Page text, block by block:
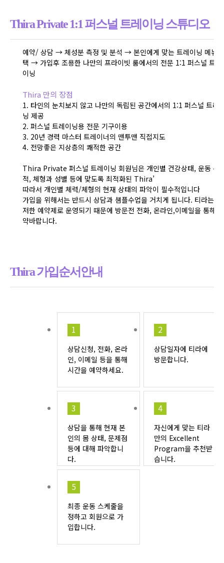
Thira Private1:1 퍼스널 트레이닝 스튜디오
예약/ 상담 → 체성분 측정 및 분석 → 본인에게 맞는 트레이닝 메뉴
택 → 가입후 조용한 나만의 프라이빗 룸에서의 전문 1:1 퍼스널 트레
이닝
Thira 만의 장점
1. 타인의 눈치보지 않고 나만의 독립된 공간에서의 1:1 퍼스널 트레
닝 제공
2. 퍼스널 트레이닝용 전문 기구이용
3. 20년 경력 마스터 트레이너의 맨투맨 직접지도
4. 전망좋은 지상층의 쾌적한 공간
Thira Private 퍼스널 트레이닝 회원님은 개인별 건강상태, 운동 목
적, 체형과 성별 등에 맞도록 최적화된 Thira’
따라서 개인별 체력/체형의 현재 상태의 파악이 필수적입니다
가입을 위해서는 반드시 상담과 샘플수업을 거치게 됩니다. 티라는 철
저한 예약제로 운영되기 때문에 방문전 전화, 온라인,이메일을 통해 예
약바랍니다.
Thira 가입순서안내
1
상담신청, 전화, 온라
인, 이메일 등을 통해
시간을 예약하세요.
2
상담일자에 티라에
방문합니다.
3
상담을 통해 현재 본
인의 몸 상태, 문제점
등에 대해 파악합니
다.
4
자신에게 맞는 티라
만의 Excellent
Program을 추천받
습니다.
5
최종 운동 스케줄을
정하고 회원으로 가
입합니다.